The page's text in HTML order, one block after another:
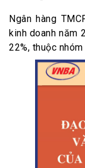
Ngân hàng
kinh doanh năm
22%, thuộc